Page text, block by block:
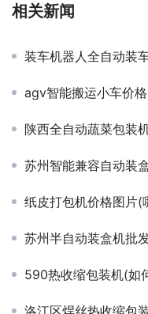
相关新闻
装车机器人全自动装
agv智能搬运小车价
陕西全自动蔬菜包装
苏州智能兼容自动装
纸皮打包机价格图片(
苏州半自动装盒机批
590热收缩包装机(如
洛江区焊丝热收缩包